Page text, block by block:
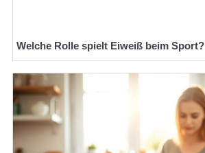
Welche Rolle spielt Eiweiß beim Sport?